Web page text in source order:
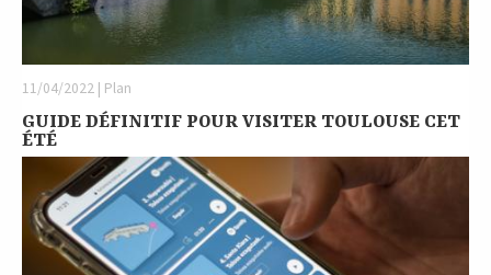
11/04/2022 | Plan
GUIDE DÉFINITIF POUR VISITER TOULOUSE CET
ÉTÉ